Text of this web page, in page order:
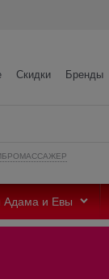
Скидки Бренды
Адама и Евы